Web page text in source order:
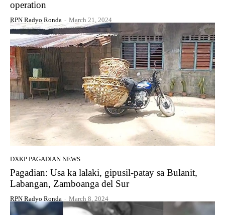
operation
RPN Radyo Ronda - March 21, 2024
DXKP PAGADIAN NEWS
Pagadian: Usa ka lalaki, gipusil-patay sa Bulanit,
Labangan, Zamboanga del Sur
RPN Radyo Ronda - March 8, 2024